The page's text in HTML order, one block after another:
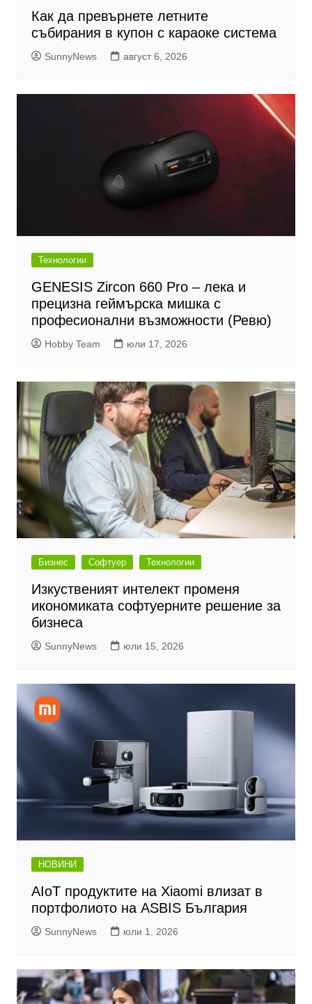
Как да превърнете летните
събирания в купон с караоке система
SunnyNews август 6, 2026
Технологии
GENESIS Zircon 660 Pro – лека и
прецизна геймърска мишка с
професионални възможности (Ревю)
Hobby Team юли 17, 2026
Бизнес Софтуер Технологии
Изкуственият интелект променя
икономиката софтуерните решение за
бизнеса
SunnyNews юли 15, 2026
НОВИНИ
AIoT продуктите на Xiaomi влизат в
портфолиото на ASBIS България
SunnyNews юли 1, 2026